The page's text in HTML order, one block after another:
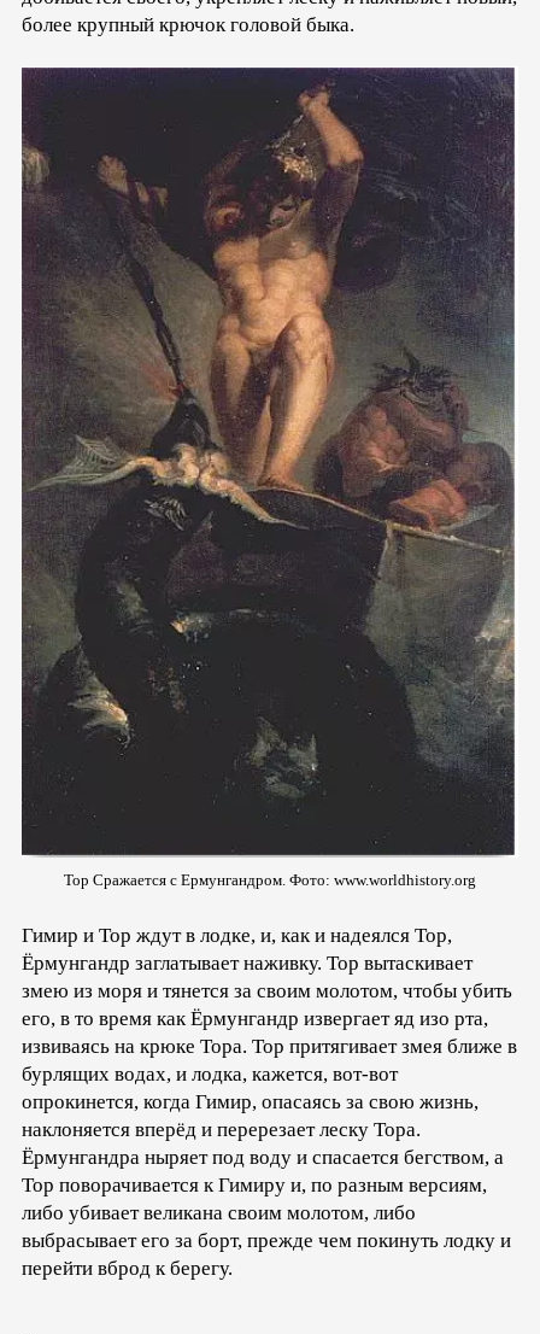
более крупный крючок головой быка.
Тор Сражается с Ермунгандром. Фото: www.worldhistory.org
Гимир и Тор ждут в лодке, и, как и надеялся Тор,
Ёрмунгандр заглатывает наживку. Тор вытаскивает
змею из моря и тянется за своим молотом, чтобы убить
его, в то время как Ёрмунгандр извергает яд изо рта,
извиваясь на крюке Тора. Тор притягивает змея ближе в
бурлящих водах, и лодка, кажется, вот-вот
опрокинется, когда Гимир, опасаясь за свою жизнь,
наклоняется вперёд и перерезает леску Тора.
Ёрмунгандра ныряет под воду и спасается бегством, а
Тор поворачивается к Гимиру и, по разным версиям,
либо убивает великана своим молотом, либо
выбрасывает его за борт, прежде чем покинуть лодку и
перейти вброд к берегу.